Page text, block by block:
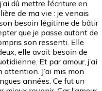
dû mettre l’écriture en
de ma vie : je venais
besoin légitime de bâtir
que je passe autant de
son ressenti. Elle
elle avait besoin de
Et par amour, j’ai
J’ai mis mon
années. Ce fut un